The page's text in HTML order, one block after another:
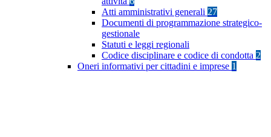
Atti amministrativi generali 27
Documenti di programmazione strategico-
gestionale
Statuti e leggi regionali
Codice disciplinare e codice di condotta 2
Oneri informativi per cittadini e imprese 1